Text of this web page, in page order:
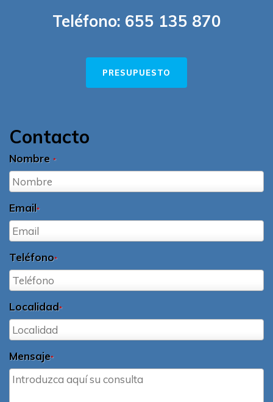
Teléfono: 655 135 870
PRESUPUESTO
Contacto
Nombre *
Email*
Teléfono*
Localidad*
Mensaje*